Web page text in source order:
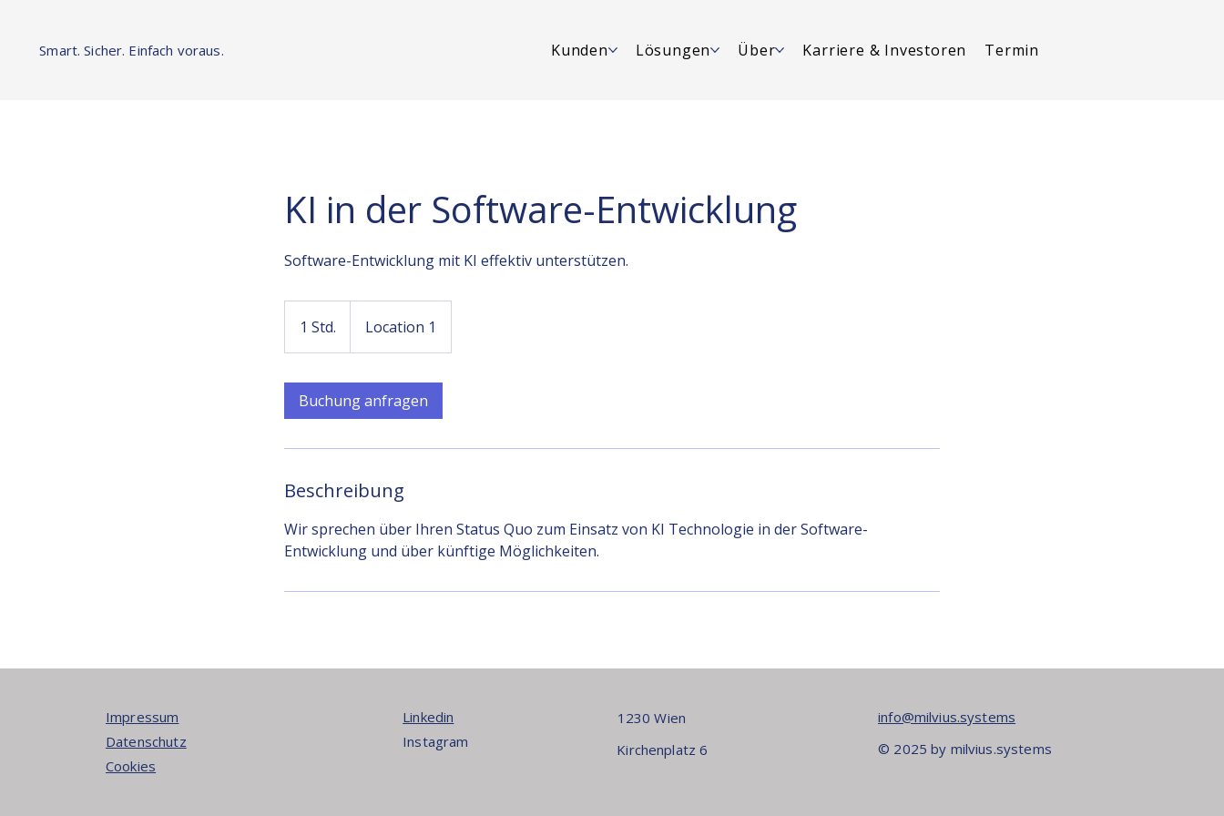
Smart. Sicher. Einfach voraus. Kunden Lösungen Über Karriere & Investoren Termin
KI in der Software-Entwicklung
Software-Entwicklung mit KI effektiv unterstützen.
1 Std.
S
Location 1
Buchung anfragen
Beschreibung
Wir sprechen über Ihren Status Quo zum Einsatz von KI Technologie in der Software-
Entwicklung und über künftige Möglichkeiten.
Impressum
Datenschutz
Cookies
Linkedin
Instagram
1230 Wien
Kirchenplatz 6
info@milvius.systems
© 2025 by milvius.systems